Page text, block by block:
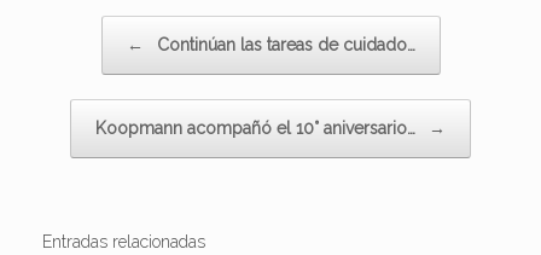
← Continúan las tareas de cuidado…
Koopmann acompañó el 10° aniversario… →
Entradas relacionadas